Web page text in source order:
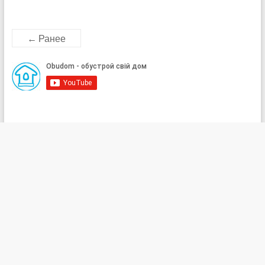
← Ранее